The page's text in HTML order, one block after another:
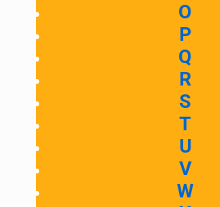
O
P
Q
R
S
T
U
V
W